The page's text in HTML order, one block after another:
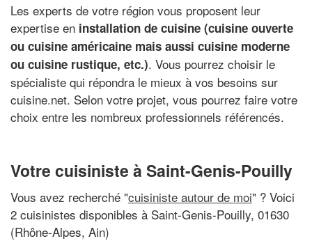
Les experts de votre région vous proposent leur
expertise en installation de cuisine (cuisine ouverte
ou cuisine américaine mais aussi cuisine moderne
ou cuisine rustique, etc.). Vous pourrez choisir le
spécialiste qui répondra le mieux à vos besoins sur
cuisine.net. Selon votre projet, vous pourrez faire votre
choix entre les nombreux professionnels référencés.
Votre cuisiniste à Saint-Genis-Pouilly
Vous avez recherché "cuisiniste autour de moi" ? Voici
2 cuisinistes disponibles à Saint-Genis-Pouilly, 01630
(Rhône-Alpes, Ain)